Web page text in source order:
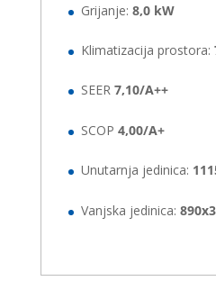
Grijanje: 8,0 kW
Klimatizacija prostora:
SEER 7,10/A++
SCOP 4,00/A+
Unutarnja jedinica:
Vanjska jedinica: